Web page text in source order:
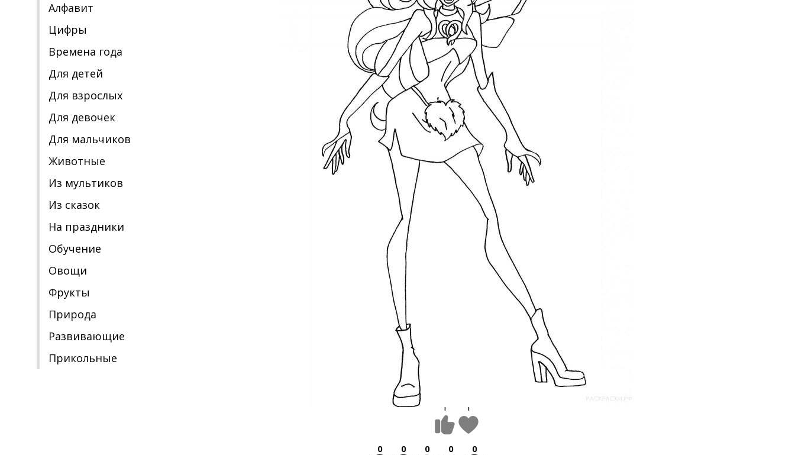
Алфавит
Цифры
Времена года
Для детей
Для взрослых
Для девочек
Для мальчиков
Животные
Из мультиков
Из сказок
На праздники
Обучение
Овощи
Фрукты
Природа
Развивающие
Прикольные
1 1
0 0 0 0 0